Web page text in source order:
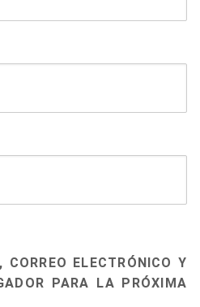
CORREO ELECTRÓNICO Y
PARA LA PRÓXIMA